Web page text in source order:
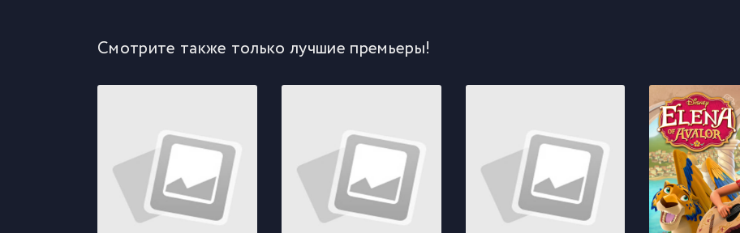
Смотрите также только лучшие премьеры!